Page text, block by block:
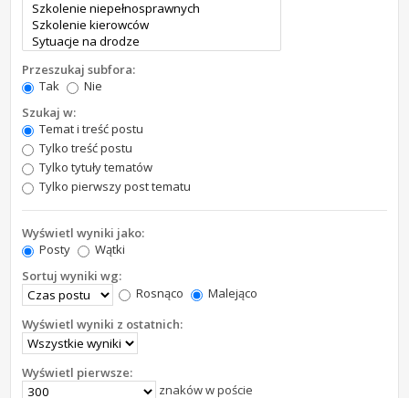
Przeszukaj subfora:
Tak
Nie
Szukaj w:
Temat i treść postu
Tylko treść postu
Tylko tytuły tematów
Tylko pierwszy post tematu
Wyświetl wyniki jako:
Posty
Wątki
Sortuj wyniki wg:
Rosnąco
Malejąco
Wyświetl wyniki z ostatnich:
Wyświetl pierwsze:
znaków w poście